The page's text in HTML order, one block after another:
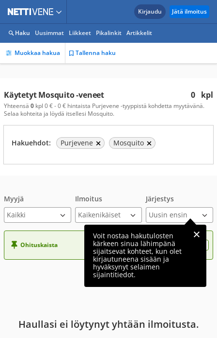
Kirjaudu Jätä ilmoitus
Haku Uusimmat Liikkeet Pikalinkit Artikkelit
Muokkaa hakua Tallenna haku
0 kpl
Käytetyt Mosquito -veneet
Yhteensä 0 kpl 0 € - 0 € hintaista Purjevene -tyyppistä kohdetta myytävänä.
Selaa kohteita ja löydä itsellesi Mosquito.
Hakuehdot: Purjevene Mosquito
Myyjä Ilmoitus Järjestys
Voit nostaa hakutulosten
kärkeen sinua lähimpänä
sijaitsevat kohteet, kun olet
kirjautuneena sisään ja
hyväksynyt selaimen
sijaintitiedot.
Ohituskaista Nosta ilmoituksesi tähän?
Haullasi ei löytynyt yhtään ilmoitusta.